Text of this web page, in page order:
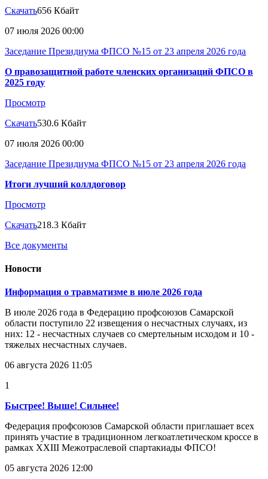
Скачать656 Кбайт
07 июля 2026 00:00
Заседание Президиума ФПСО №15 от 23 апреля 2026 года
О правозащитной работе членских организаций ФПСО в
2025 году
Просмотр
Скачать530.6 Кбайт
07 июля 2026 00:00
Заседание Президиума ФПСО №15 от 23 апреля 2026 года
Итоги лучший коллдоговор
Просмотр
Скачать218.3 Кбайт
Все документы
Новости
Информация о травматизме в июле 2026 года
В июле 2026 года в Федерацию профсоюзов Самарской
области поступило 22 извещения о несчастных случаях, из
них: 12 - несчастных случаев со смертельным исходом и 10 -
тяжелых несчастных случаев.
06 августа 2026 11:05
1
Быстрее! Выше! Сильнее!
Федерация профсоюзов Самарской области приглашает всех
принять участие в традиционном легкоатлетическом кроссе в
рамках XXIII Межотраслевой спартакиады ФПСО!
05 августа 2026 12:00